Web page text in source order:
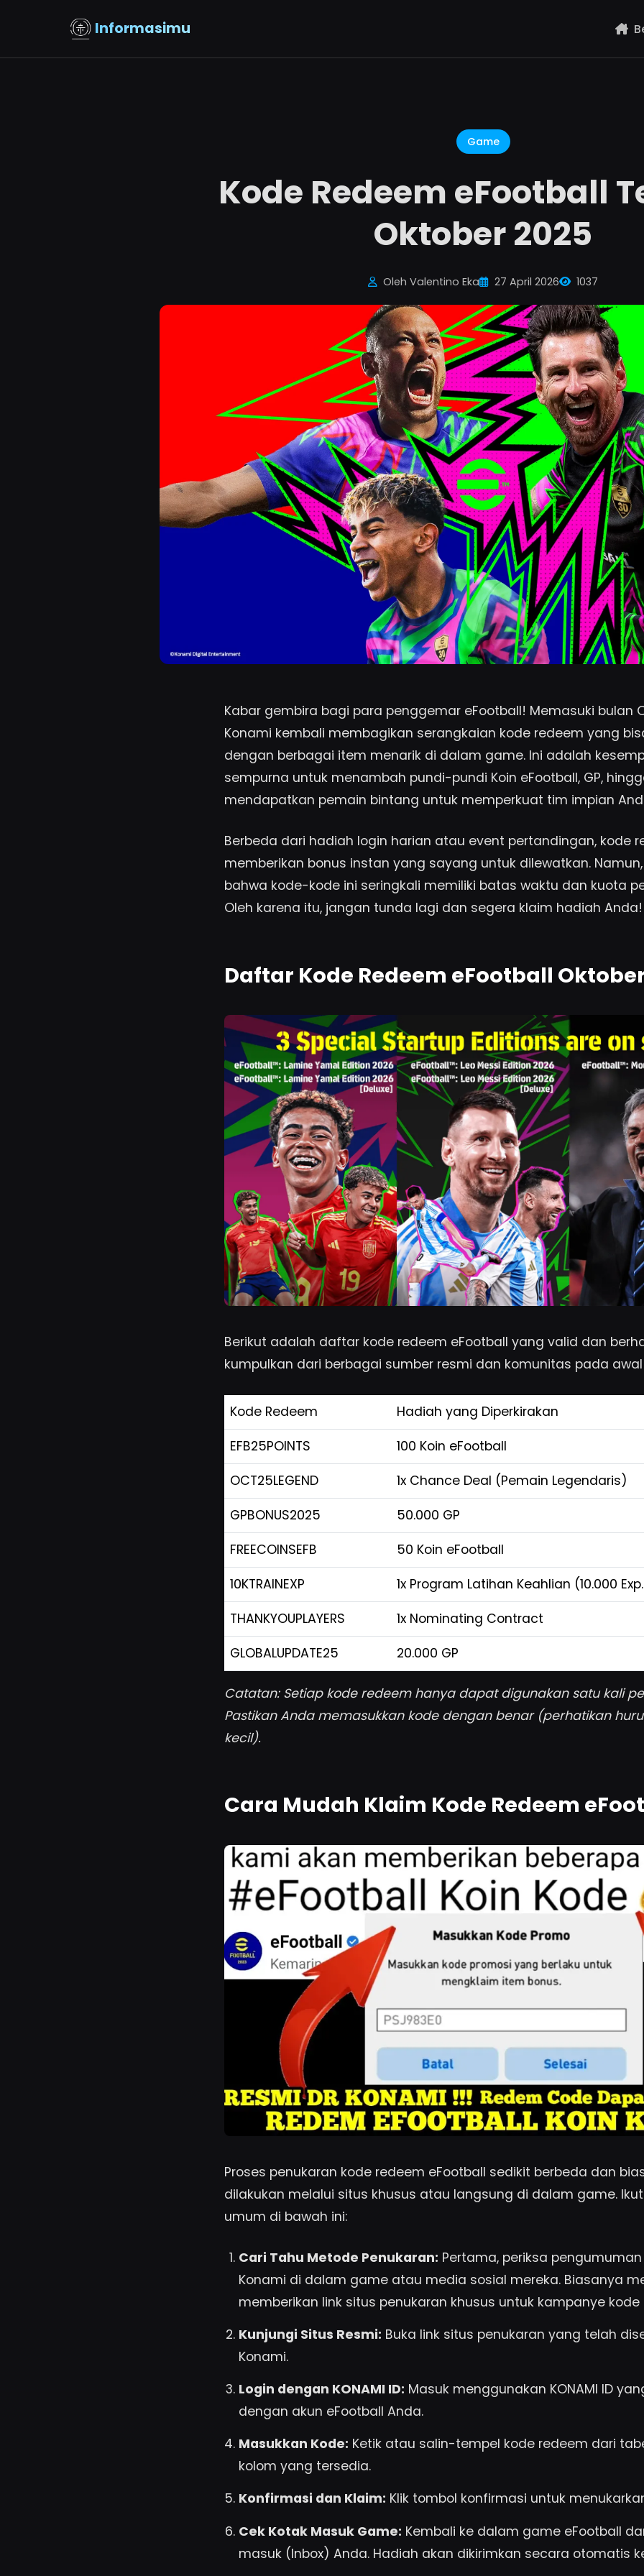
Informasimu
Game
Kode Redeem eFootball
Oktober 2025
Oleh Valentino Eka 27 April 2026 1037
Kabar gembira bagi para penggemar eFootball! Memasuki bulan
Konami kembali membagikan serangkaian kode redeem yang
dengan berbagai item menarik di dalam game. Ini adalah
sempurna untuk menambah pundi-pundi Koin eFootball, GP,
mendapatkan pemain bintang untuk memperkuat tim impian
Berbeda dari hadiah login harian atau event pertandingan, kode
memberikan bonus instan yang sayang untuk dilewatkan.
bahwa kode-kode ini seringkali memiliki batas waktu dan kuota
Oleh karena itu, jangan tunda lagi dan segera klaim hadiah Anda!
Daftar Kode Redeem eFootball
Berikut adalah daftar kode redeem eFootball yang valid dan
kumpulkan dari berbagai sumber resmi dan komunitas pada awal
Kode Redeem
Hadiah yang Diperkirakan
EFB25POINTS
100 Koin eFootball
OCT25LEGEND
1x Chance Deal (Pemain Legendaris)
GPBONUS2025
50.000 GP
FREECOINSEFB
50 Koin eFootball
10KTRAINEXP
1x Program Latihan Keahlian (10.000
THANKYOUPLAYERS
1x Nominating Contract
GLOBALUPDATE25
20.000 GP
Catatan: Setiap kode redeem hanya dapat digunakan satu kali
Pastikan Anda memasukkan kode dengan benar (perhatikan
kecil).
Cara Mudah Klaim Kode Redeem
Proses penukaran kode redeem eFootball sedikit berbeda dan
dilakukan melalui situs khusus atau langsung di dalam game.
umum di bawah ini:
Cari Tahu Metode Penukaran: Pertama, periksa
Konami di dalam game atau media sosial mereka. Biasanya
memberikan link situs penukaran khusus untuk kampanye kode
Kunjungi Situs Resmi: Buka link situs penukaran yang telah
Konami.
Login dengan KONAMI ID: Masuk menggunakan KONAMI ID
dengan akun eFootball Anda.
Masukkan Kode: Ketik atau salin-tempel kode redeem dari
kolom yang tersedia.
Konfirmasi dan Klaim: Klik tombol konfirmasi untuk
Cek Kotak Masuk Game: Kembali ke dalam game eFootball
masuk (Inbox) Anda. Hadiah akan dikirimkan secara otomatis